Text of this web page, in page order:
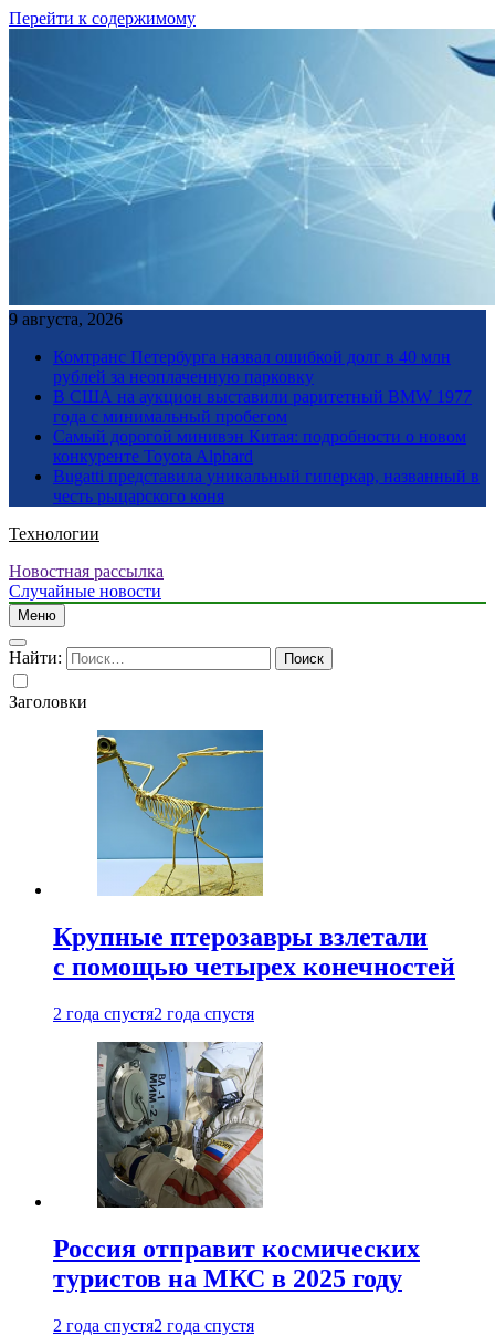
Перейти к содержимому
9 августа, 2026
Комтранс Петербурга назвал ошибкой долг в 40 млн
рублей за неоплаченную парковку
В США на аукцион выставили раритетный BMW 1977
года с минимальный пробегом
Самый дорогой минивэн Китая: подробности о новом
конкуренте Toyota Alphard
Bugatti представила уникальный гиперкар, названный в
честь рыцарского коня
Технологии
Новостная рассылка
Случайные новости
Меню
Найти:
Заголовки
Крупные птерозавры взлетали
с помощью четырех конечностей
2 года спустя2 года спустя
Россия отправит космических
туристов на МКС в 2025 году
2 года спустя2 года спустя